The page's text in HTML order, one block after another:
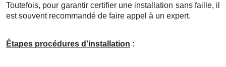
Toutefois, pour garantir certifier une installation sans faille, il
est souvent recommandé de faire appel à un expert.
Étapes procédures d'installation :